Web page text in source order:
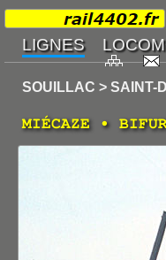
SOUILLAC > SAINT-
MIÉCAZE •